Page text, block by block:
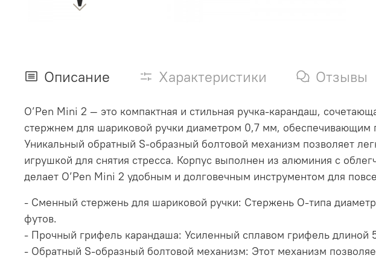
Описание Характеристики Отзывы
О’Pen Mini 2 — это компактная и стильная ручка-карандаш,
стержнем для шариковой ручки диаметром 0,7 мм,
Уникальный обратный S-образный болтовой механизм позволяет
игрушкой для снятия стресса. Корпус выполнен из алюминия с
делает O’Pen Mini 2 удобным и долговечным инструментом для
- Сменный стержень для шариковой ручки: Стержень O-типа
футов.
- Прочный грифель карандаша: Усиленный сплавом грифель длиной
- Обратный S-образный болтовой механизм: Этот механизм